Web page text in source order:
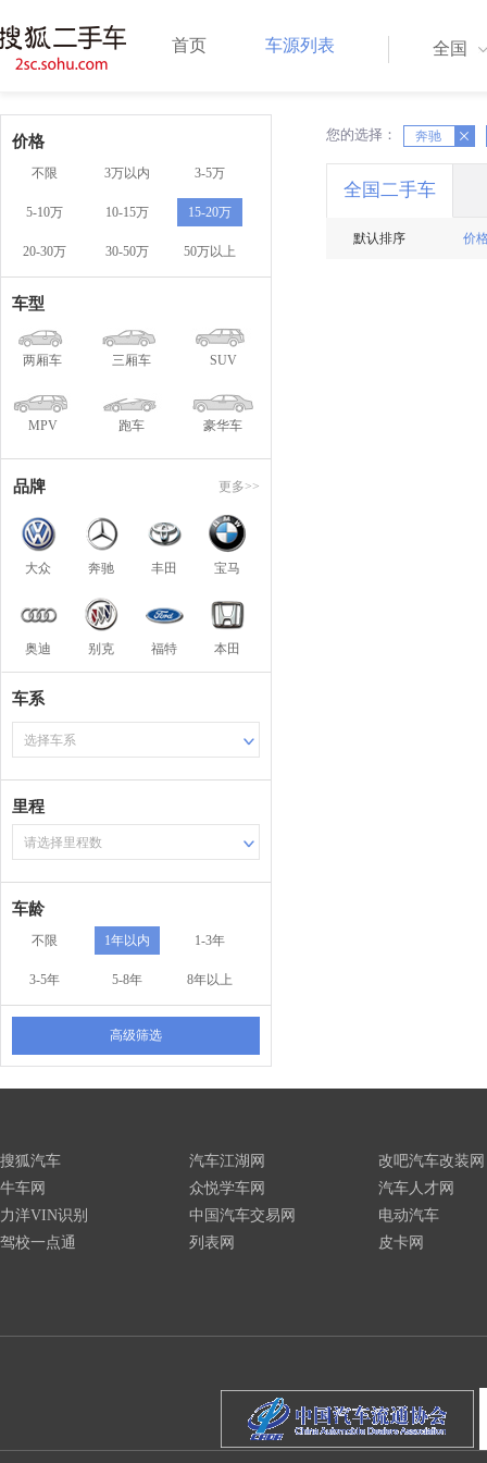
首页 车源列表 全国
价格
不限 3万以内 3-5万
5-10万 10-15万 15-20万
20-30万 30-50万 50万以上
车型
两厢车 三厢车 SUV
MPV 跑车 豪华车
品牌 更多>>
大众 奔驰 丰田 宝马
奥迪 别克 福特 本田
车系
选择车系
里程
请选择里程数
车龄
不限 1年以内 1-3年
3-5年 5-8年 8年以上
高级筛选
您的选择： 奔驰
X X
全国二手车
默认排序 价
搜狐汽车
牛车网
力洋VIN识别
驾校一点通
汽车江湖网
众悦学车网
中国汽车交易网
列表网
改吧汽车改装网
汽车人才网
电动汽车
皮卡网